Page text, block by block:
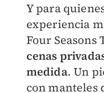
Y para
experiencia
Four
cenas
medida. Un
con manteles